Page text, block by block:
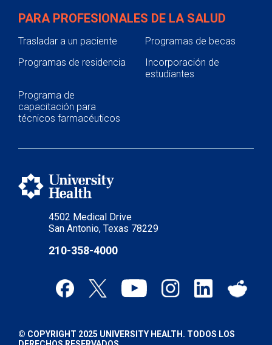
4502 Medical Drive
San Antonio, Texas 78229
210-358-4000
PARA PROFESIONALES DE LA SALUD
Trasladar a un paciente
Programas de becas
Programas de residencia
Incorporación de
estudiantes
Programa de
capacitación para
técnicos farmacéuticos
© COPYRIGHT 2025 UNIVERSITY HEALTH. TODOS LOS